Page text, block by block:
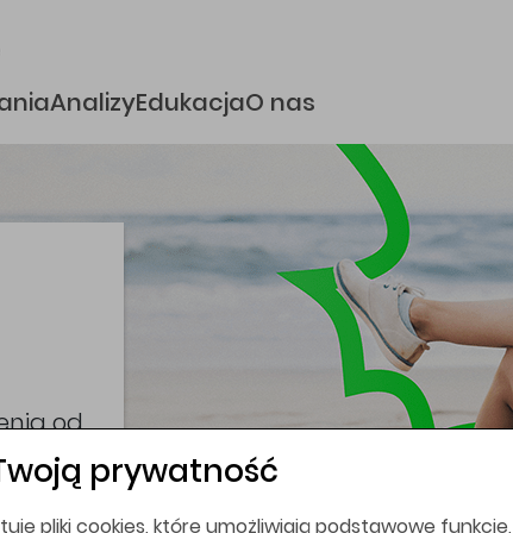
AnalizyEdukacjaO nas
prywatność
pliki cookies, które umożliwiają podstawowe